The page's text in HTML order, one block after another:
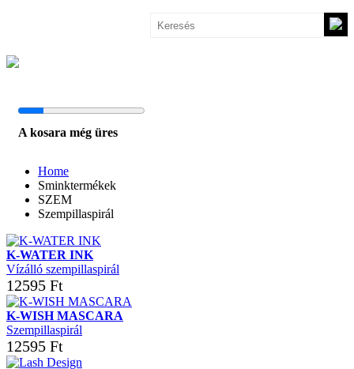
A kosara még üres
Home
Sminktermékek
SZEM
Szempillaspirál
K-WATER INK
Vízálló szempillaspirál
12595 Ft
K-WISH MASCARA
Szempillaspirál
12595 Ft